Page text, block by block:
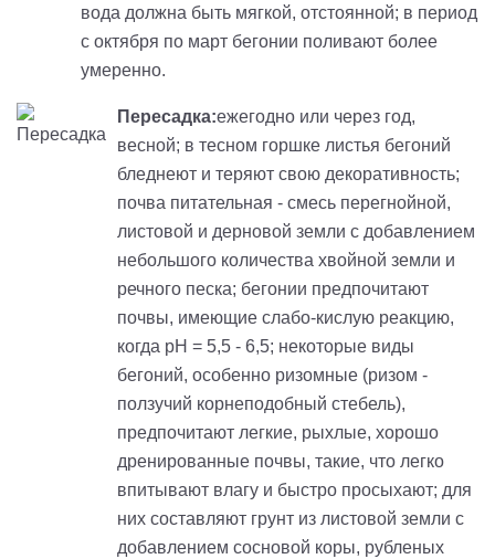
вода должна быть мягкой, отстоянной; в период
с октября по март бегонии поливают более
умеренно.
Пересадка:ежегодно или через год,
весной; в тесном горшке листья бегоний
бледнеют и теряют свою декоративность;
почва питательная - смесь перегнойной,
листовой и дерновой земли с добавлением
небольшого количества хвойной земли и
речного песка; бегонии предпочитают
почвы, имеющие слабо-кислую реакцию,
когда рН = 5,5 - 6,5; некоторые виды
бегоний, особенно ризомные (ризом -
ползучий корнеподобный стебель),
предпочитают легкие, рыхлые, хорошо
дренированные почвы, такие, что легко
впитывают влагу и быстро просыхают; для
них составляют грунт из листовой земли с
добавлением сосновой коры, рубленых